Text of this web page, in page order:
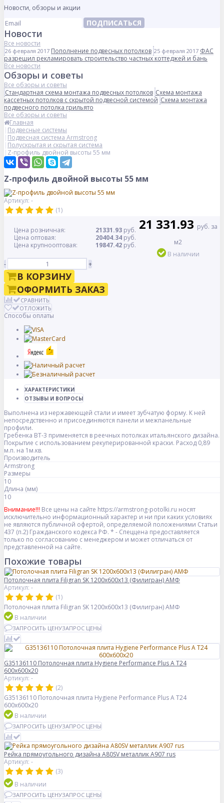
Новости, обзоры и акции
ПОДПИСАТЬСЯ
Новости
Все новости
26 февраля 2017 Пополнение подвесных потолков 25 февраля 2017 ФАС
разрешил рекламировать строительство частных коттеджей и бань
Все новости
Обзоры и советы
Все обзоры и советы
Стандартная схема монтажа подвесных потолков Схема монтажа
кассетных потолков с скрытой подвесной системой Схема монтажа
подвесного потолка грильято
Все обзоры и советы
Главная
Подвесные системы
Подвесная система Armstrong
Полускрытая и скрытая система
Z-профиль двойной высоты 55 мм
Z-профиль двойной высоты 55 мм
Артикул: -
(1)
Цена розничная: 21331.93 руб.
Цена оптовая:
20404.34 руб.
Цена крупнооптовая:
19847.42 руб.
21 331.93 руб. за
м2
В наличии
-
+
В КОРЗИНУ
ОФОРМИТЬ ЗАКАЗ
СРАВНИТЬ
ОТЛОЖИТЬ
Способы оплаты
ХАРАКТЕРИСТИКИ
ОТЗЫВЫ И ВОПРОСЫ
Выполнена из нержавеющей стали и имеет зубчатую форму. К ней
непосредственно и присоединяются панели и межпанельные
профили.
Гребенка BT-3 применяется в реечных потолках итальянского дизайна.
Покрытие с использованием рекуперированной краски. Расход 0,89
м.п. на 1м.кв.
Производитель
Armstrong
Размеры
10
Длина (мм)
10
Внимание!!! Все цены на сайте https://armstrong-potolki.ru носят
исключительно информационный характер и ни при каких условиях
не являются публичной офертой, определяемой положениями Статьи
437 (п.2) Гражданского кодекса РФ. * - Спеццена предоставляется
только по согласованию с менеджером и может отличаться от
представленной на сайте.
Похожие товары
Потолочная плита Filigran SK 1200x600x13 (Филигран) АМФ
Артикул: -
(1)
Потолочная плита Filigran SK 1200x600x13 (Филигран) АМФ
В наличии
ЗАПРОСИТЬ ЦЕНУЗАПРОС ЦЕНЫ
G35136110 Потолочная плита Hygiene Performance Plus A T24
600x600x20
Артикул: -
(2)
G35136110 Потолочная плита Hygiene Performance Plus A T24
600x600x20
В наличии
ЗАПРОСИТЬ ЦЕНУЗАПРОС ЦЕНЫ
Рейка прямоугольного дизайна A80SV металлик A907 rus
Артикул: -
(3)
В наличии
ЗАПРОСИТЬ ЦЕНУЗАПРОС ЦЕНЫ